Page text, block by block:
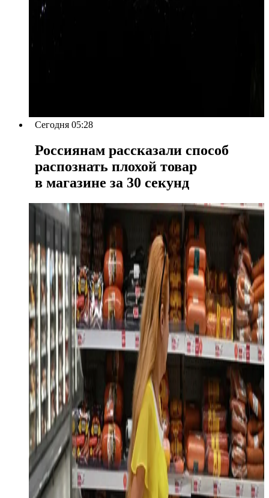
Сегодня 05:28
Россиянам рассказали способ
распознать плохой товар
в магазине за 30 секунд